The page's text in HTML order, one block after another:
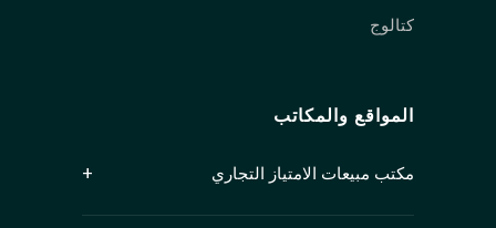
كتالوج
المواقع والمكاتب
مكتب مبيعات الامتياز التجاري
جناح 1250، 409 شارع جرانفيل